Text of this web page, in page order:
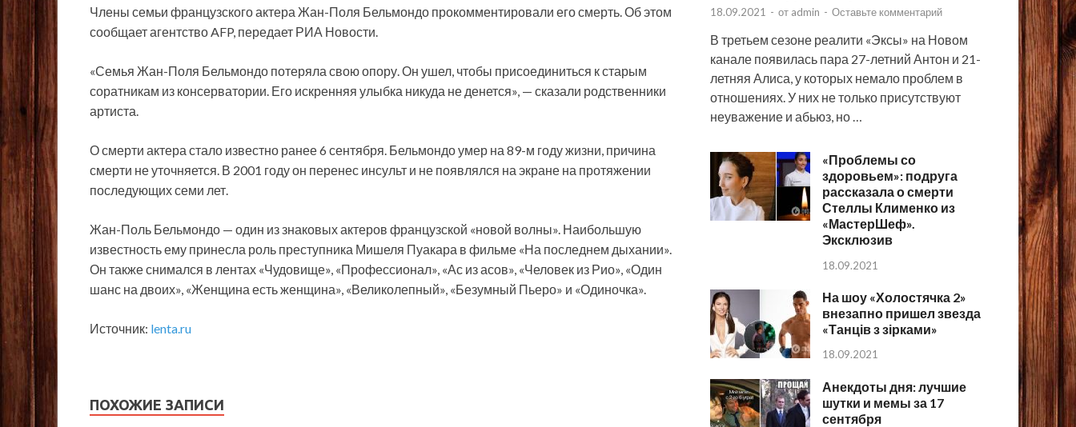
Члены семьи французского актера Жан-Поля Бельмондо прокомментировали его смерть. Об этом
сообщает агентство AFP, передает РИА Новости.
«Семья Жан-Поля Бельмондо потеряла свою опору. Он ушел, чтобы присоединиться к старым
соратникам из консерватории. Его искренняя улыбка никуда не денется», — сказали родственники
артиста.
О смерти актера стало известно ранее 6 сентября. Бельмондо умер на 89-м году жизни, причина
смерти не уточняется. В 2001 году он перенес инсульт и не появлялся на экране на протяжении
последующих семи лет.
Жан-Поль Бельмондо — один из знаковых актеров французской «новой волны». Наибольшую
известность ему принесла роль преступника Мишеля Пуакара в фильме «На последнем дыхании».
Он также снимался в лентах «Чудовище», «Профессионал», «Ас из асов», «Человек из Рио», «Один
шанс на двоих», «Женщина есть женщина», «Великолепный», «Безумный Пьеро» и «Одиночка».
Источник: lenta.ru
ПОХОЖИЕ ЗАПИСИ
18.09.2021 - от admin - Оставьте комментарий
В третьем сезоне реалити «Эксы» на Новом
канале появилась пара 27-летний Антон и 21-
летняя Алиса, у которых немало проблем в
отношениях. У них не только присутствуют
неуважение и абьюз, но …
«Проблемы со
здоровьем»: подруга
рассказала о смерти
Стеллы Клименко из
«МастерШеф».
Эксклюзив
18.09.2021
На шоу «Холостячка 2»
внезапно пришел звезда
«Танців з зірками»
18.09.2021
Анекдоты дня: лучшие
шутки и мемы за 17
сентября